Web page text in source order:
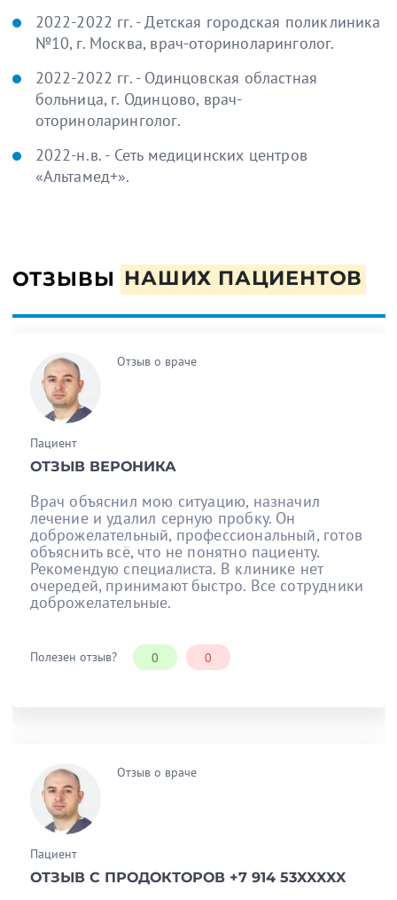
2022-2022 гг. - Детская городская поликлиника
№10, г. Москва, врач-оториноларинголог.
2022-2022 гг. - Одинцовская областная
больница, г. Одинцово, врач-
оториноларинголог.
2022-н.в. - Сеть медицинских центров
«Альтамед+».
ОТЗЫВЫ НАШИХ ПАЦИЕНТОВ
Отзыв о враче
Пациент
ОТЗЫВ ВЕРОНИКА
Врач объяснил мою ситуацию, назначил
лечение и удалил серную пробку. Он
доброжелательный, профессиональный, готов
объяснить всё, что не понятно пациенту.
Рекомендую специалиста. В клинике нет
очередей, принимают быстро. Все сотрудники
доброжелательные.
Полезен отзыв? 0 0
Отзыв о враче
Пациент
ОТЗЫВ С ПРОДОКТОРОВ +7 914 53XXXXX